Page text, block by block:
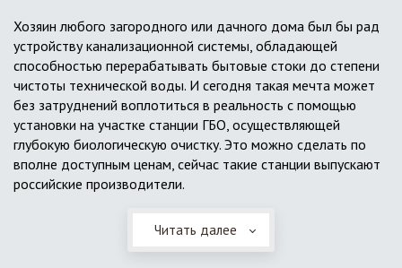
Хозяин любого загородного или дачного дома был бы рад
устройству канализационной системы, обладающей
способностью перерабатывать бытовые стоки до степени
чистоты технической воды. И сегодня такая мечта может
без затруднений воплотиться в реальность с помощью
установки на участке станции ГБО, осуществляющей
глубокую биологическую очистку. Это можно сделать по
вполне доступным ценам, сейчас такие станции выпускают
российские производители.
Читать далее